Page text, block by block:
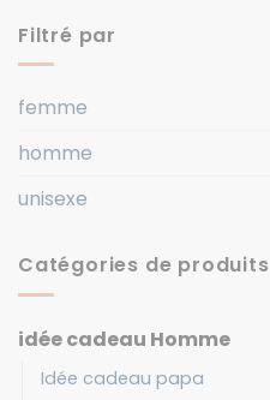
Filtré par
femme
homme
unisexe
Catégories de produits
idée cadeau Homme
Idée cadeau papa